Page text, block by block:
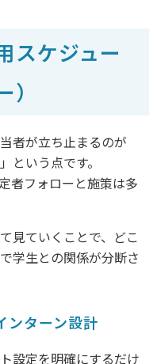
スケジュー
者が立ち止まるのが
という点です。
者フォローと施策は多
見ていくことで、どこ
学生との関係が分断さ
ンターン設計
設定を明確にするだけ